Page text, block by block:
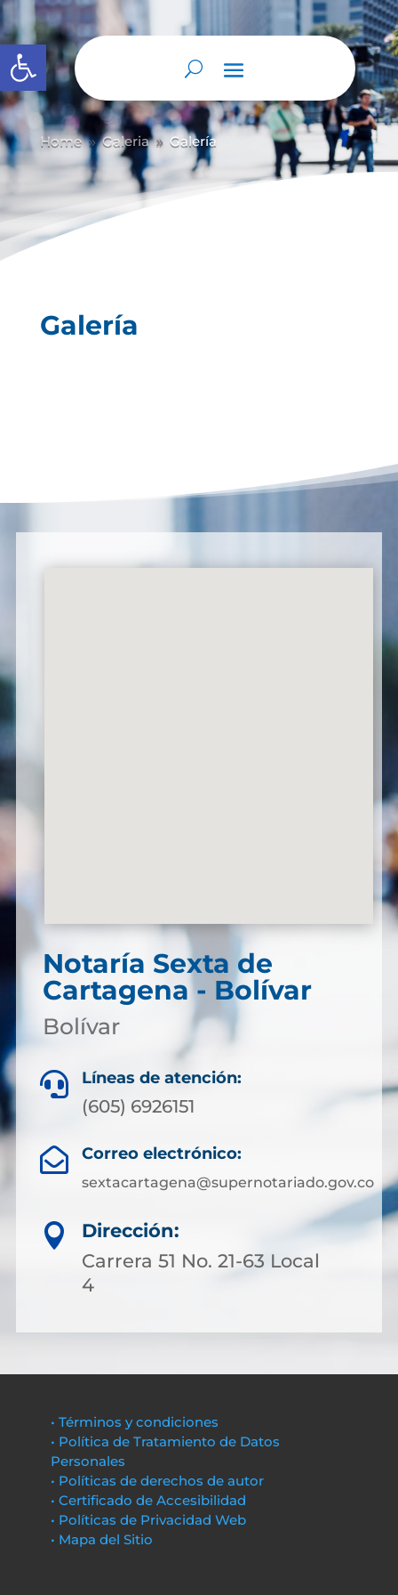
Abrir barra de herramientas
Home 9 Galeria 9 Galería
Galería
Notaría Sexta de
Cartagena - Bolívar
Bolívar
 Líneas de atención:
(605) 6926151
 Correo electrónico:
sextacartagena@supernotariado.gov.co

Dirección:
Carrera 51 No. 21-63 Local
4
• Términos y condiciones
• Política de Tratamiento de Datos
Personales
• Políticas de derechos de autor
• Certificado de Accesibilidad
• Políticas de Privacidad Web
• Mapa del Sitio